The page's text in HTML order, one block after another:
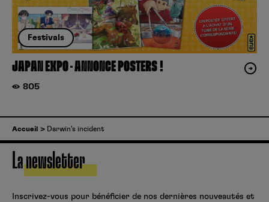
Festivals
JAPAN EXPO – ANNONCE POSTERS !
805
Accueil Darwin's incident
La newsletter
Inscrivez-vous pour bénéficier de nos dernières nouveautés et